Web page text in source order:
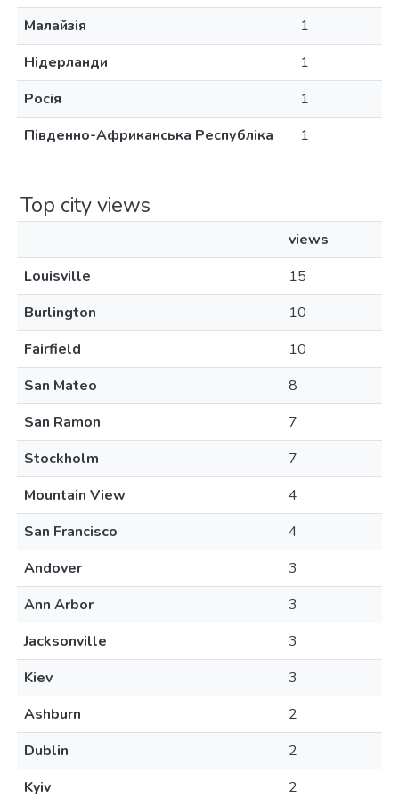
Малайзія
1
Нідерланди
1
Росія
1
Південно-Африканська Республіка
1
Top city views
views
Louisville
15
Burlington
10
Fairfield
10
San Mateo
8
San Ramon
7
Stockholm
7
Mountain View
4
San Francisco
4
Andover
3
Ann Arbor
3
Jacksonville
3
Kiev
3
Ashburn
2
Dublin
2
Kyiv
2